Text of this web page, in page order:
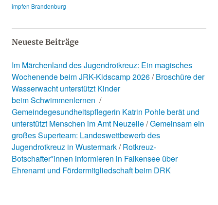
impfen Brandenburg
Neueste Beiträge
Im Märchenland des Jugendrotkreuz: Ein magisches
Wochenende beim JRK-Kidscamp 2026 Broschüre der
Wasserwacht unterstützt Kinder
beim Schwimmenlernen
Gemeindegesundheitspflegerin Katrin Pohle berät und
unterstützt Menschen im Amt Neuzelle Gemeinsam ein
großes Superteam: Landeswettbewerb des
Jugendrotkreuz in Wustermark Rotkreuz-
Botschafter*innen informieren in Falkensee über
Ehrenamt und Fördermitgliedschaft beim DRK